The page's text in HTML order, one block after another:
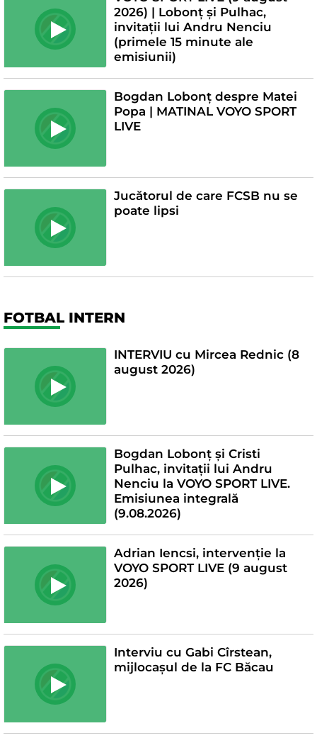
2026) | Lobonț și Pulhac,
invitații lui Andru Nenciu
(primele 15 minute ale
emisiunii)
Bogdan Lobonț despre Matei
Popa | MATINAL VOYO SPORT
LIVE
Jucătorul de care FCSB nu se
poate lipsi
FOTBAL INTERN
INTERVIU cu Mircea Rednic (8
august 2026)
Bogdan Lobonț și Cristi
Pulhac, invitații lui Andru
Nenciu la VOYO SPORT LIVE.
Emisiunea integrală
(9.08.2026)
Adrian Iencsi, intervenție la
VOYO SPORT LIVE (9 august
2026)
Interviu cu Gabi Cîrstean,
mijlocașul de la FC Băcau